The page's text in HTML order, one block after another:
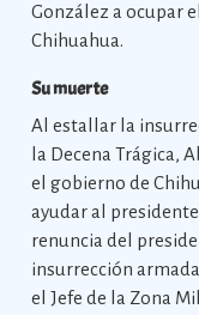
González a ocupar
Chihuahua.
Su muerte
Al estallar la
la Decena Trágica,
el gobierno de
ayudar al
renuncia del
insurrección
el Jefe de la Zona